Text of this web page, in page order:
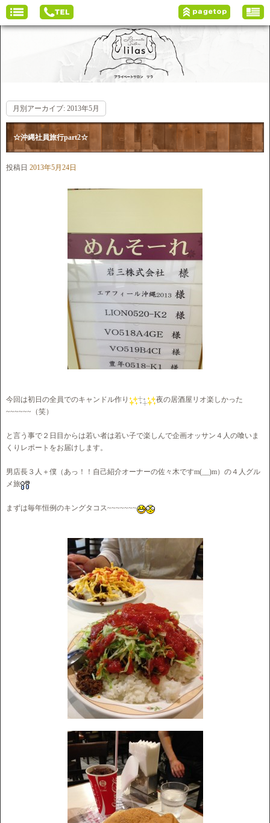
月別アーカイブ: 2013年5月
☆沖縄社員旅行part2☆
投稿日 2013年5月24日
今回は初日の全員でのキャンドル作り
夜の居酒屋リオ楽しかった
~~~~~~（笑）
と言う事で２日目からは若い者は若い子で楽しんで企画オッサン４人の喰いま
くりレポートをお届けします。
男店長３人＋僕（あっ！！自己紹介オーナーの佐々木ですm(__)m）の４人グル
メ旅
まずは毎年恒例のキングタコス~~~~~~~